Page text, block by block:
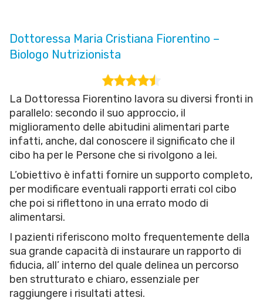
Dottoressa Maria Cristiana Fiorentino –
Biologo Nutrizionista
La Dottoressa Fiorentino lavora su diversi fronti in
parallelo: secondo il suo approccio, il
miglioramento delle abitudini alimentari parte
infatti, anche, dal conoscere il significato che il
cibo ha per le Persone che si rivolgono a lei.
L’obiettivo è infatti fornire un supporto completo,
per modificare eventuali rapporti errati col cibo
che poi si riflettono in una errato modo di
alimentarsi.
I pazienti riferiscono molto frequentemente della
sua grande capacità di instaurare un rapporto di
fiducia, all’ interno del quale delinea un percorso
ben strutturato e chiaro, essenziale per
raggiungere i risultati attesi.